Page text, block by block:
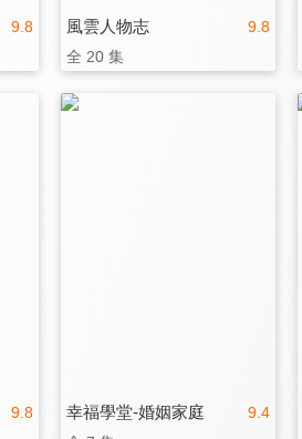
9.8 9.8
風雲人物志
全 20 集
9.8 9.4
幸福學堂-婚姻家庭